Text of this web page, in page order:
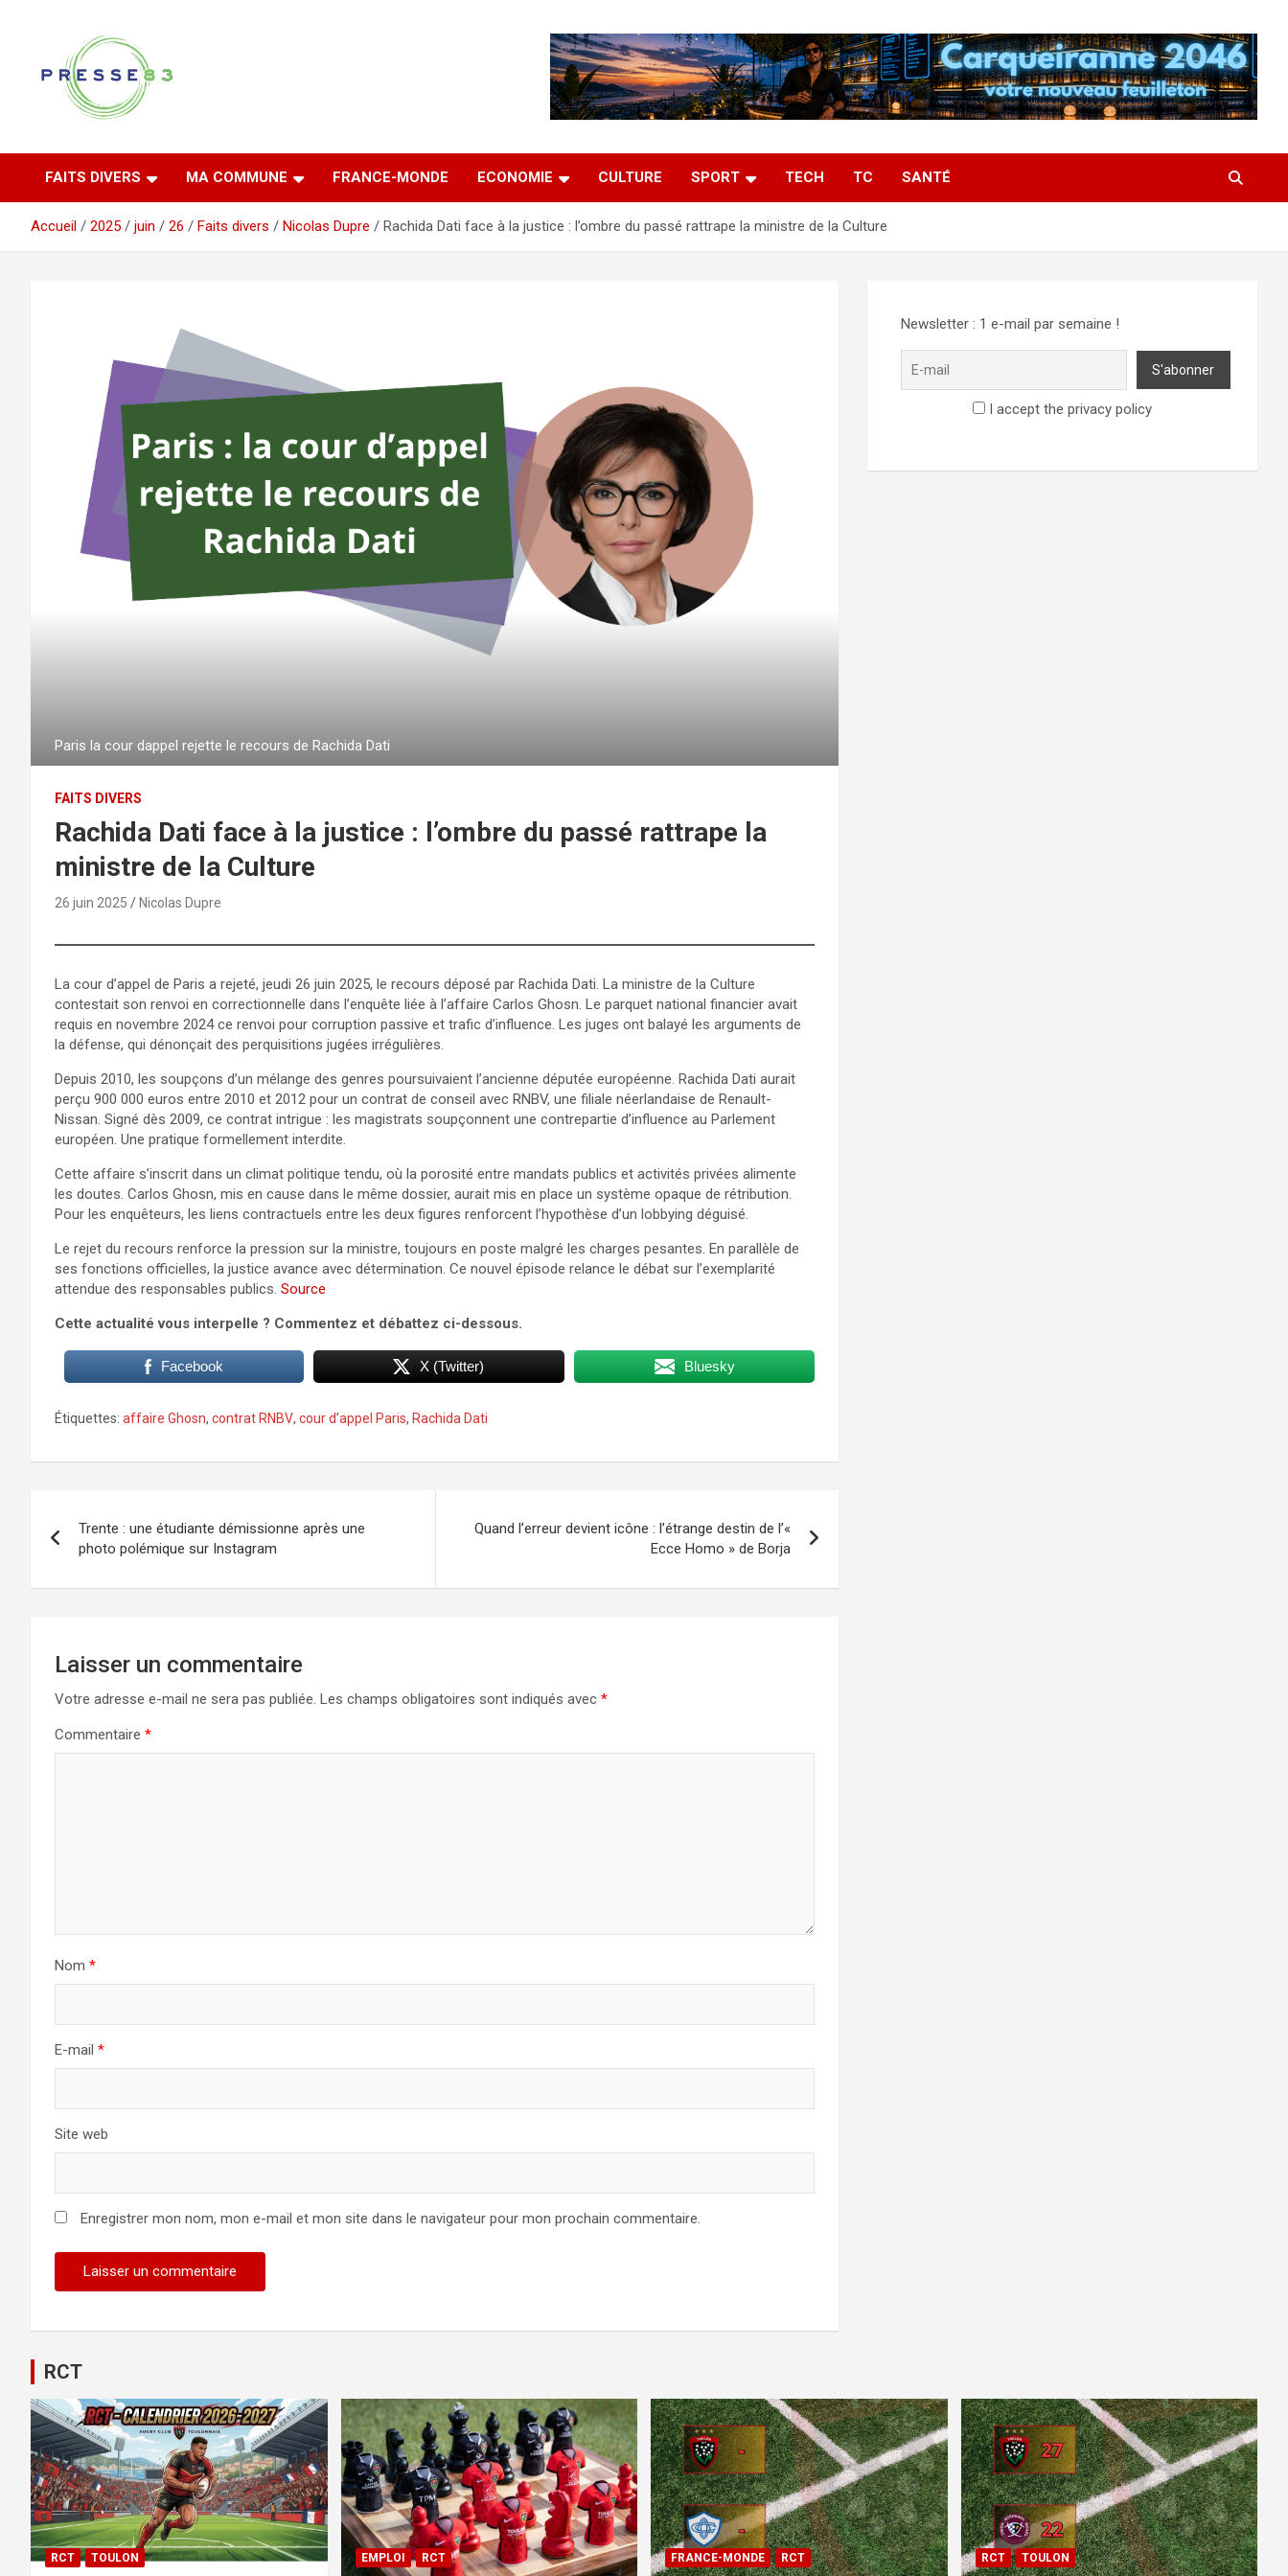
Presse 83
FAITS DIVERS MA COMMUNE FRANCE-MONDE ECONOMIE CULTURE SPORT TECH TC SANTÉ
Accueil 2025 juin 26 Faits divers Nicolas Dupre Rachida Dati face à la justice : l’ombre du passé rattrape la ministre de la Culture
Paris la cour dappel rejette le recours de Rachida Dati
FAITS DIVERS
Rachida Dati face à la justice : l’ombre du passé rattrape la
ministre de la Culture
26 juin 2025 Nicolas Dupre
La cour d’appel de Paris a rejeté, jeudi 26 juin 2025, le recours déposé par Rachida Dati. La ministre de la Culture
contestait son renvoi en correctionnelle dans l’enquête liée à l’affaire Carlos Ghosn. Le parquet national financier avait
requis en novembre 2024 ce renvoi pour corruption passive et trafic d’influence. Les juges ont balayé les arguments de
la défense, qui dénonçait des perquisitions jugées irrégulières.
Depuis 2010, les soupçons d’un mélange des genres poursuivaient l’ancienne députée européenne. Rachida Dati aurait
perçu 900 000 euros entre 2010 et 2012 pour un contrat de conseil avec RNBV, une filiale néerlandaise de Renault-
Nissan. Signé dès 2009, ce contrat intrigue : les magistrats soupçonnent une contrepartie d’influence au Parlement
européen. Une pratique formellement interdite.
Cette affaire s’inscrit dans un climat politique tendu, où la porosité entre mandats publics et activités privées alimente
les doutes. Carlos Ghosn, mis en cause dans le même dossier, aurait mis en place un système opaque de rétribution.
Pour les enquêteurs, les liens contractuels entre les deux figures renforcent l’hypothèse d’un lobbying déguisé.
Le rejet du recours renforce la pression sur la ministre, toujours en poste malgré les charges pesantes. En parallèle de
ses fonctions officielles, la justice avance avec détermination. Ce nouvel épisode relance le débat sur l’exemplarité
attendue des responsables publics. Source
Cette actualité vous interpelle ? Commentez et débattez ci-dessous.
Facebook X (Twitter) Bluesky
Étiquettes: affaire Ghosn, contrat RNBV, cour d’appel Paris, Rachida Dati
de
l’article
Trente : une étudiante démissionne après une
photo polémique sur Instagram
Quand l’erreur devient icône : l’étrange destin de l’«
Ecce Homo » de Borja
Laisser un commentaire
Votre adresse e-mail ne sera pas publiée. Les champs obligatoires sont indiqués avec *
Commentaire *
Nom *
E-mail *
Site web
Enregistrer mon nom, mon e-mail et mon site dans le navigateur pour mon prochain commentaire.
Newsletter : 1 e-mail par semaine !
I accept the privacy policy
RCT
RCT TOULON EMPLOI RCT FRANCE-MONDE RCT RCT TOULON